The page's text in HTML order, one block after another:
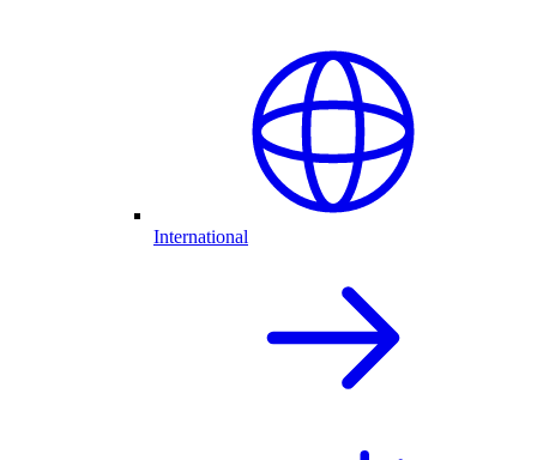
International